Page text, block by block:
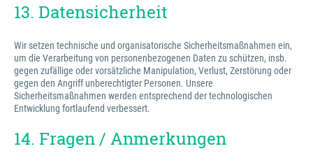
13. Datensicherheit
Wir setzen technische und organisatorische Sicherheitsmaßnahmen ein,
um die Verarbeitung von personenbezogenen Daten zu schützen, insb.
gegen zufällige oder vorsätzliche Manipulation, Verlust, Zerstörung oder
gegen den Angriff unberechtigter Personen. Unsere
Sicherheitsmaßnahmen werden entsprechend der technologischen
Entwicklung fortlaufend verbessert.
14. Fragen / Anmerkungen